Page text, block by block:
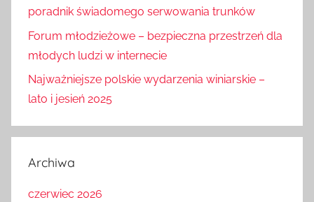
poradnik świadomego serwowania trunków
Forum młodzieżowe – bezpieczna przestrzeń dla
młodych ludzi w internecie
Najważniejsze polskie wydarzenia winiarskie –
lato i jesień 2025
Archiwa
czerwiec 2026